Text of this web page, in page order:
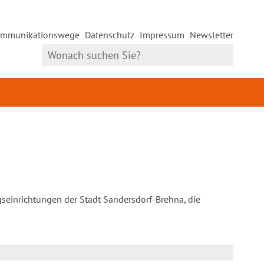
Datenschutz Impressum Newsletter
der Stadt Sandersdorf-Brehna, die